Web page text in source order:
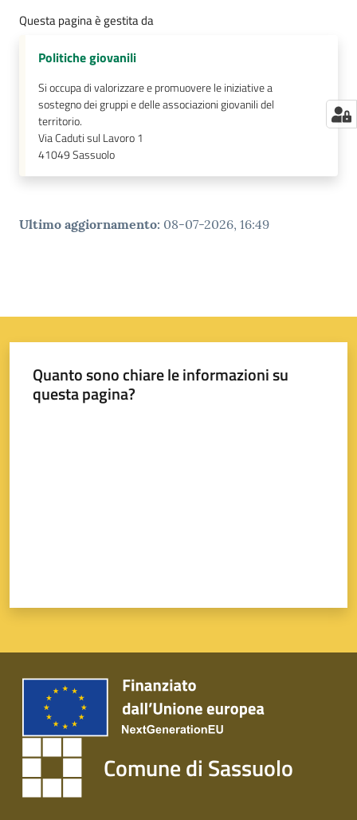
Questa pagina è gestita da
Politiche giovanili
Si occupa di valorizzare e promuovere le iniziative a
sostegno dei gruppi e delle associazioni giovanili del
territorio.
Via Caduti sul Lavoro 1
41049Sassuolo
Ultimo aggiornamento: 08-07-2026, 16:49
Quanto sono chiare le informazioni su
questa pagina?
Comune di Sassuolo